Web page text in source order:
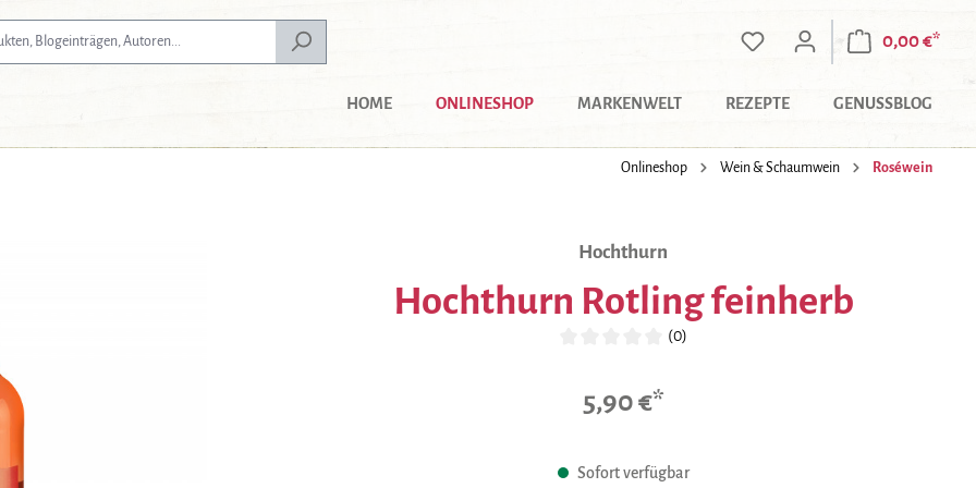
0,00 €*
HOME ONLINESHOP MARKENWELT REZEPTE GENUSSBLOG
Onlineshop Wein & Schaumwein Roséwein
Hochthurn
Hochthurn Rotling feinherb
(0)
5,90 €*
Sofort verfügbar